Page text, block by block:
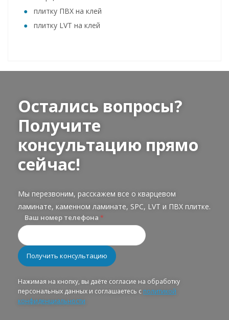
плитку ПВХ на клей
плитку LVT на клей
Остались вопросы?
Получите
консультацию прямо
сейчас!
Мы перезвоним, расскажем все о кварцевом
ламинате, каменном ламинате, SPC, LVT и ПВХ плитке.
Ваш номер телефона *
Нажимая на кнопку, вы даёте согласие на обработку
персональных данных и соглашаетесь с политикой
конфиденциальности